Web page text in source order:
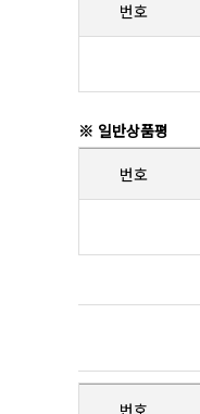
번호
※ 일반상품평
번호
번호